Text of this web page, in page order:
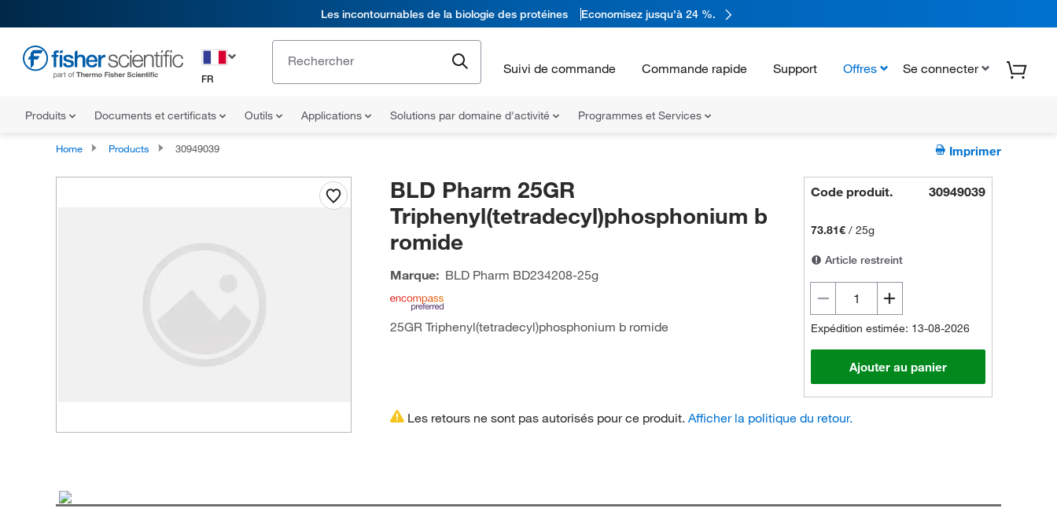
Les incontournables de la biologie des protéines Economisez jusqu'à 24 %.
FR
Suivi de commande Commande rapide Support Offres Se connecter
Produits Documents et certificats Outils Applications Solutions par domaine d'activité Programmes et Services
Home Products 30949039 Imprimer
BLD Pharm 25GR
Triphenyl(tetradecyl)phosphonium b
romide
Marque: BLD Pharm BD234208-25g
25GR Triphenyl(tetradecyl)phosphonium b romide
Code produit. 30949039
73.81€ /25g
Article restreint
Expédition estimée: 13-08-2026
Ajouter au panier
Les retours ne sont pas autorisés pour ce produit. Afficher la politique du retour.